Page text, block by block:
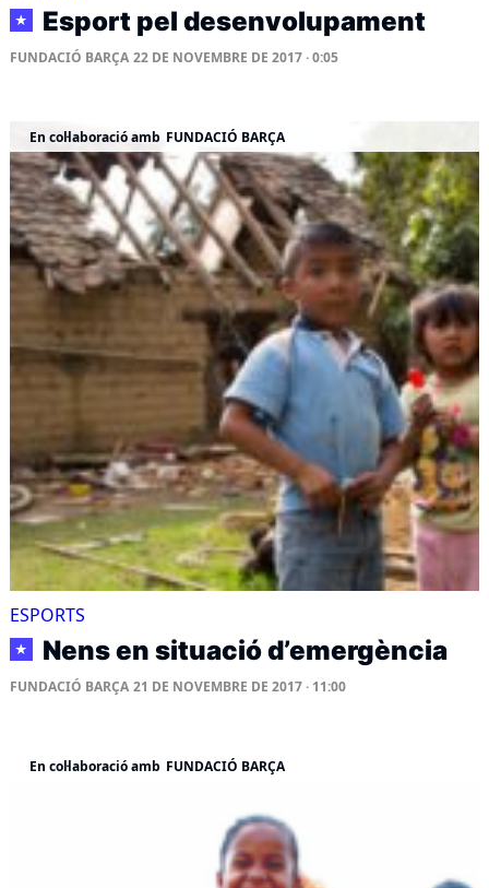
★ Esport pel desenvolupament
FUNDACIÓ BARÇA 22 DE NOVEMBRE DE 2017 · 0:05
En col·laboració amb FUNDACIÓ BARÇA
ESPORTS
★ Nens en situació d’emergència
FUNDACIÓ BARÇA 21 DE NOVEMBRE DE 2017 · 11:00
En col·laboració amb FUNDACIÓ BARÇA